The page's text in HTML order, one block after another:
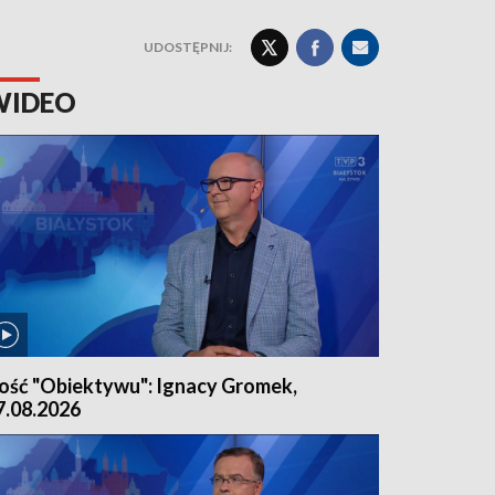
UDOSTĘPNIJ:
"Obiektywu": Ignacy Gromek,